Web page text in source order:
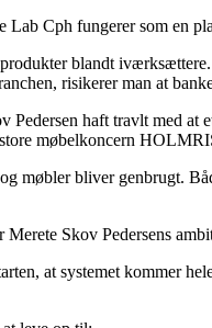
Cph fungerer som en
blandt
risikerer man at
haft travlt med at
møbelkoncern
møbler bliver genbrugt.
Skov Pedersens
at systemet kommer